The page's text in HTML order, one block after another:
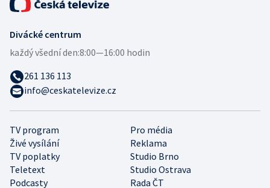
TV program
Pro média
Živé vysílání
Reklama
TV poplatky
Studio Brno
Teletext
Studio Ostrava
Podcasty
Rada ČT
Divácké centrum
každý všední den:8:00—16:00 hodin
261 136 113
info@ceskatelevize.cz